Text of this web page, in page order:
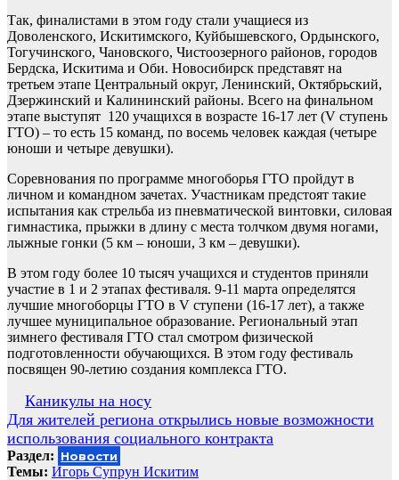
Так, финалистами в этом году стали учащиеся из
Доволенского, Искитимского, Куйбышевского, Ордынского,
Тогучинского, Чановского, Чистоозерного районов, городов
Бердска, Искитима и Оби. Новосибирск представят на
третьем этапе Центральный округ, Ленинский, Октябрьский,
Дзержинский и Калининский районы. Всего на финальном
этапе выступят 120 учащихся в возрасте 16-17 лет (V ступень
ГТО) – то есть 15 команд, по восемь человек каждая (четыре
юноши и четыре девушки).
Соревнования по программе многоборья ГТО пройдут в
личном и командном зачетах. Участникам предстоят такие
испытания как стрельба из пневматической винтовки, силовая
гимнастика, прыжки в длину с места толчком двумя ногами,
лыжные гонки (5 км – юноши, 3 км – девушки).
В этом году более 10 тысяч учащихся и студентов приняли
участие в 1 и 2 этапах фестиваля. 9-11 марта определятся
лучшие многоборцы ГТО в V ступени (16-17 лет), а также
лучшее муниципальное образование. Региональный этап
зимнего фестиваля ГТО стал смотром физической
подготовленности обучающихся. В этом году фестиваль
посвящен 90-летию создания комплекса ГТО.
Навигация
по
записям
Каникулы на носу
Для жителей региона открылись новые возможности
использования социального контракта
Раздел: Новости
Темы: Игорь Супрун Искитим